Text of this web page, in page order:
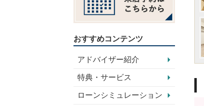
おすすめコンテンツ
アドバイザー紹介
特典・サービス
ローンシミュレーション